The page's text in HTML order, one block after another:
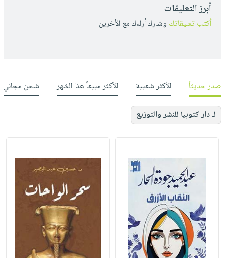
أبرز التعليقات
أكتب تعليقاتك وشارك أراءك مع الأخرين
صدر حديثاً الأكثر شعبية الأكثر مبيعاً هذا الشهر شحن مجاني
لـ دار كتوبيا للنشر والتوزيع